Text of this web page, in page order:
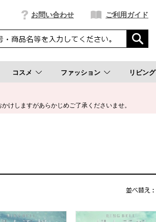
お問い合わせ ご利用ガイド
コスメ ファッション リビング
けしますがあらかじめご了承くださいませ。